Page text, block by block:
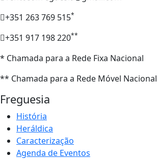
+351 263 769 515*
+351 917 198 220**
* Chamada para a Rede Fixa Nacional
** Chamada para a Rede Móvel Nacional
Freguesia
História
Heráldica
Caracterização
Agenda de Eventos